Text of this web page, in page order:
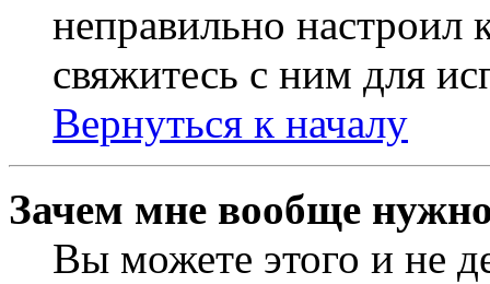
неправильно
свяжитесь с ним для
Вернуться к началу
Зачем мне вообще
Вы можете этого и не